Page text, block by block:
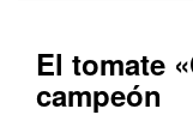
El tomate
campeón